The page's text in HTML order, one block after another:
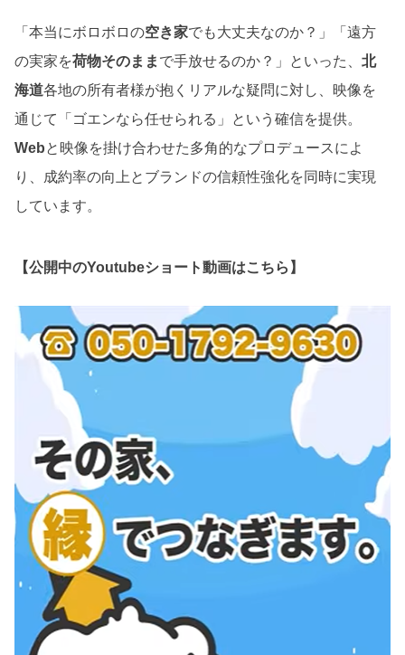
「本当にボロボロの空き家でも大丈夫なのか？」「遠方
の実家を荷物そのまま で手放せるのか？」といった、北
海道各地の所有者様が抱くリアルな疑問に対し、映像を
通じて「ゴエンなら任せられる」という確信を提供。
Webと映像を掛け合わせた多角的なプロデュースによ
り、成約率の向上とブランドの信頼性強化を同時に実現
しています。
【公開中のYoutubeショート動画はこちら】